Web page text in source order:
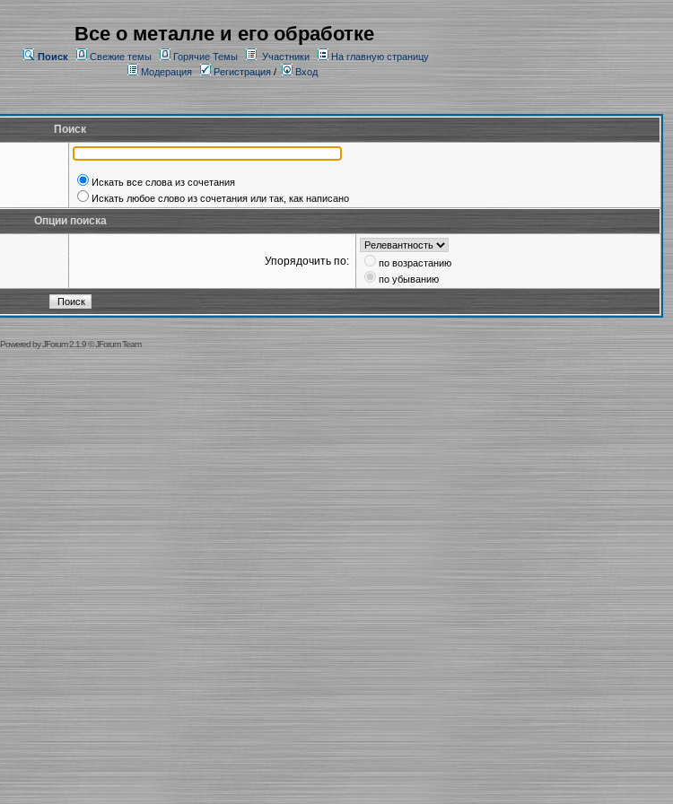
Все о металле и его обработке
Поиск Свежие темы Горячие Темы Участники
На главную страницу
Модерация
Регистрация/ Вход
Поиск
Искать все слова из сочетания
Искать любое слово из сочетания или так, как написано
Опции поиска
Упорядочить по:
по возрастанию
по убыванию
Powered byJForum 2.1.9©JForum Team